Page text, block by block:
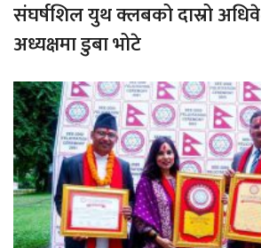
संघर्षशिल युथ क्लबको दास्रो
अध्यक्षमा डुबा भोटे